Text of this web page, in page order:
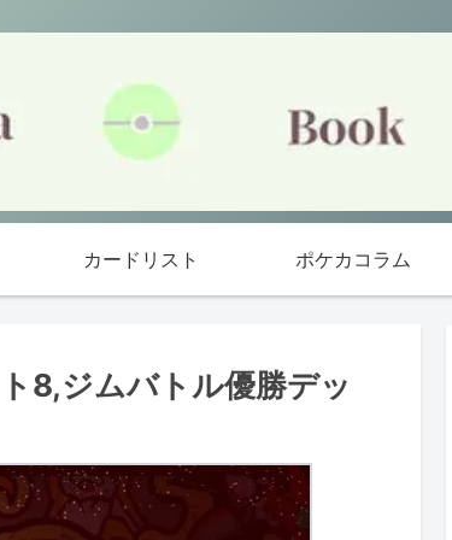
カードリスト ポケカコラム
8,ジムバトル優勝デッ